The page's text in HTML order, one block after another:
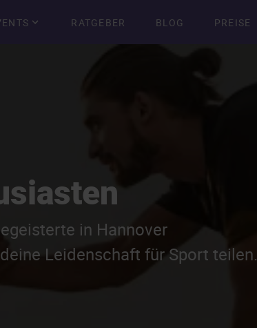
RATGEBER BLOG PREISE
in Hannover
Leidenschaft für Sport teilen.